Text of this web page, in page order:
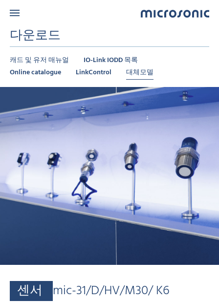
다운로드
캐드 및 유저 매뉴얼
IO-Link IODD 목록
Online catalogue
LinkControl 대체모델
센서 mic-31/D/HV/M30/ K6